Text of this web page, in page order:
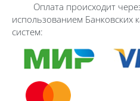
Оплата происходит
использованием Банковских
систем: